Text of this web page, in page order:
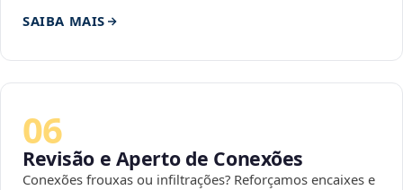
SAIBA MAIS
06
Revisão e Aperto de Conexões
Conexões frouxas ou infiltrações? Reforçamos encaixes e